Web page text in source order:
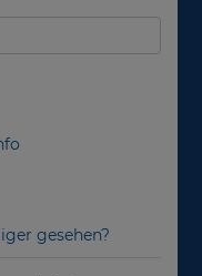
gesehen?